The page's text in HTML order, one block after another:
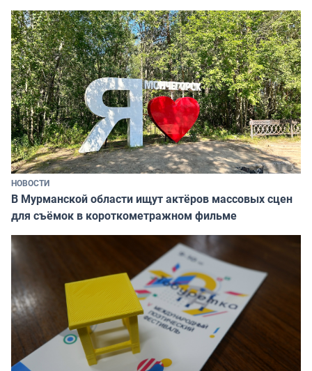
НОВОСТИ
В Мурманской области ищут актёров массовых сцен
для съёмок в короткометражном фильме